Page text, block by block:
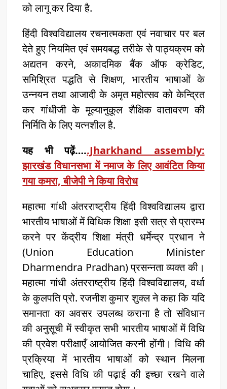
को लागू कर दिया है.
हिंदी विश्वविद्यालय रचनात्मकता एवं नवाचार पर बल
देते हुए नियमित एवं समयबद्ध तरीके से पाठ्यक्रम को
अद्यतन करने, अकादमिक बैंक ऑफ क्रेडिट,
समिश्रित पद्धति से शिक्षण, भारतीय भाषाओं के
उन्नयन तथा आजादी के अमृत महोत्सव को केन्द्रित
कर गांधीजी के मूल्यानुकूल शैक्षिक वातावरण की
निर्मिति के लिए यत्नशील है.
यह भी पढ़ें…..Jharkhand assembly:
झारखंड विधानसभा में नमाज के लिए आवंटित किया
गया कमरा, बीजेपी ने किया विरोध
महात्मा गांधी अंतरराष्ट्रीय हिंदी विश्वविद्यालय द्वारा
भारतीय भाषाओं में विधिक शिक्षा इसी सत्र से प्रारम्भ
करने पर केंद्रीय शिक्षा मंत्री धर्मेन्द्र प्रधान ने
(Union Education Minister
Dharmendra Pradhan) प्रसन्नता व्यक्त की।
महात्मा गांधी अंतरराष्ट्रीय हिंदी विश्वविद्यालय, वर्धा
के कुलपति प्रो. रजनीश कुमार शुक्ल ने कहा कि यदि
समानता का अवसर उपलब्ध कराना है तो संविधान
की अनुसूची में स्वीकृत सभी भारतीय भाषाओं में विधि
की प्रवेश परीक्षाएँ आयोजित करनी होंगी। विधि की
प्रक्रिया में भारतीय भाषाओं को स्थान मिलना
चाहिए, इससे विधि की पढ़ाई की इच्छा रखने वाले